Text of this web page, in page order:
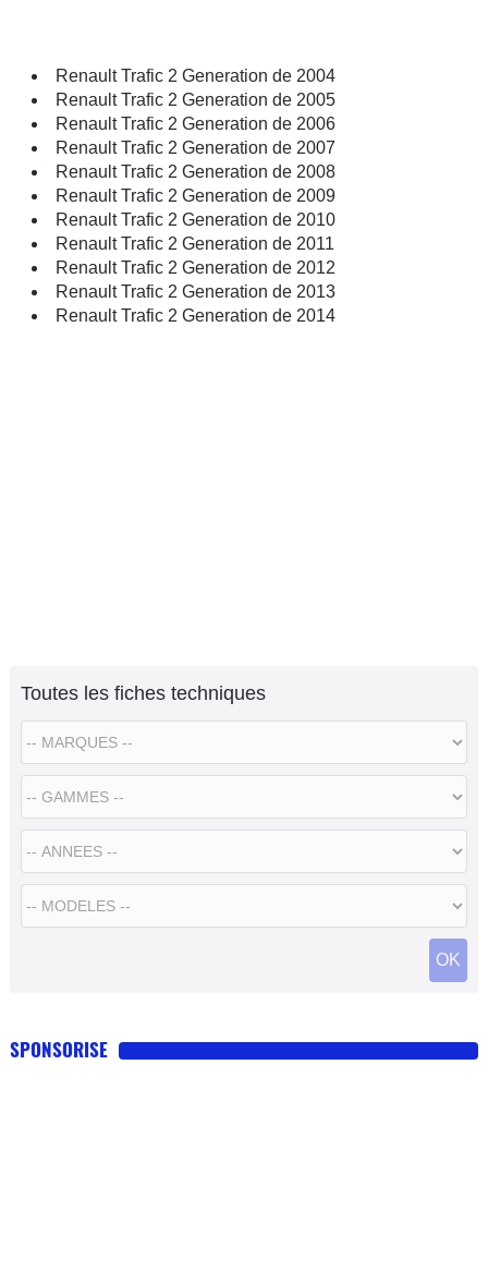
Renault Trafic 2 Generation de 2004
Renault Trafic 2 Generation de 2005
Renault Trafic 2 Generation de 2006
Renault Trafic 2 Generation de 2007
Renault Trafic 2 Generation de 2008
Renault Trafic 2 Generation de 2009
Renault Trafic 2 Generation de 2010
Renault Trafic 2 Generation de 2011
Renault Trafic 2 Generation de 2012
Renault Trafic 2 Generation de 2013
Renault Trafic 2 Generation de 2014
Toutes les fiches techniques
SPONSORISE